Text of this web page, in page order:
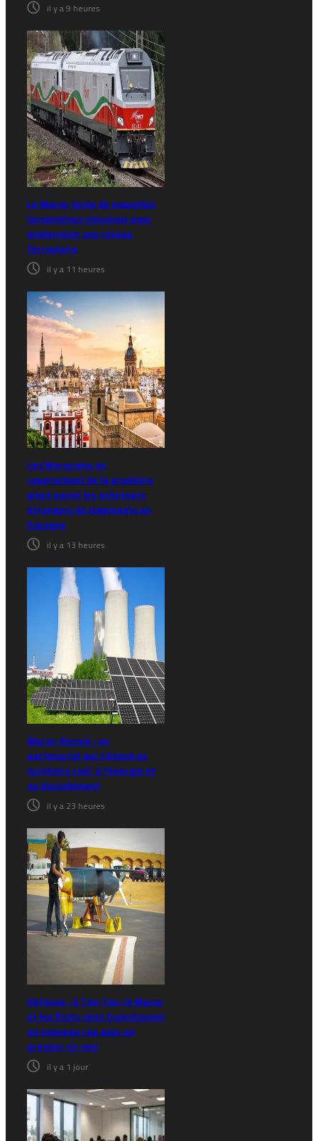
il y a 9 heures
Le Maroc teste de nouvelles
locomotives chinoises pour
moderniser son réseau
ferroviaire
il y a 11 heures
Les Marocains se
rapprochent de la première
place parmi les acheteurs
étrangers de logements en
Espagne
il y a 13 heures
Maroc-Russie : un
partenariat qui s’étend au
nucléaire civil, à l’énergie et
au dessalement
il y a 23 heures
Défense : à Tan-Tan, le Maroc
et les États-Unis franchissent
un nouveau cap avec un
premier tir réel
il y a 1 jour